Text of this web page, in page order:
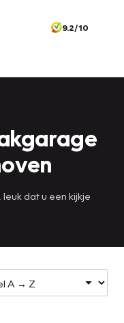
9.2/10
dat u een kijkje